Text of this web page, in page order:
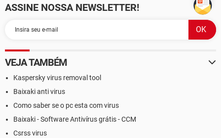
ASSINE NOSSA NEWSLETTER!
VEJA TAMBÉM
Kaspersky virus removal tool
Baixaki anti virus
Como saber se o pc esta com virus
Baixaki - Software Antivírus grátis - CCM
Csrss virus